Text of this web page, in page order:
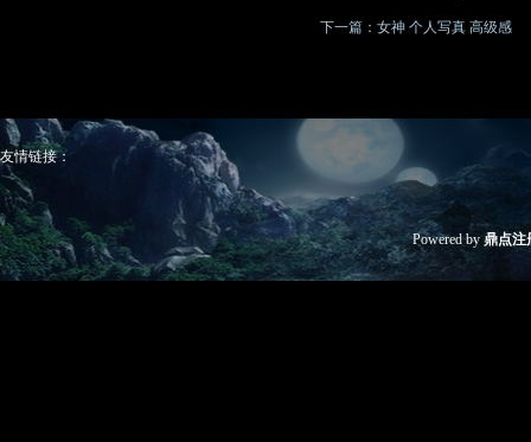
下一篇： 女神 个人写真 高级感
友情链接：
Powered by 鼎点注